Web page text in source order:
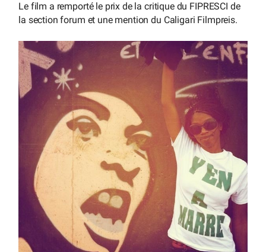
Le film a remporté le prix de la critique du FIPRESCI de
la section forum et une mention du Caligari Filmpreis.